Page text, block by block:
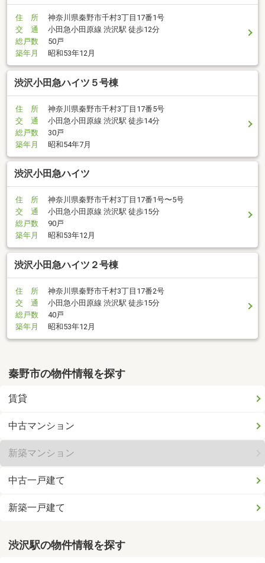
住 所
神奈川県秦野市千村3丁目17番1号
交 通
小田急小田原線 渋沢駅 徒歩12分
総戸数
50戸
築年月
昭和53年12月
渋沢小田急ハイツ５号棟
住 所
神奈川県秦野市千村3丁目17番5号
交 通
小田急小田原線 渋沢駅 徒歩14分
総戸数
30戸
築年月
昭和54年7月
渋沢小田急ハイツ
住 所
神奈川県秦野市千村3丁目17番1号〜5号
交 通
小田急小田原線 渋沢駅 徒歩15分
総戸数
90戸
築年月
昭和53年12月
渋沢小田急ハイツ２号棟
住 所
神奈川県秦野市千村3丁目17番2号
交 通
小田急小田原線 渋沢駅 徒歩15分
総戸数
40戸
築年月
昭和53年12月
秦野市の物件情報を探す
賃貸
中古マンション
新築マンション
中古一戸建て
新築一戸建て
渋沢駅の物件情報を探す